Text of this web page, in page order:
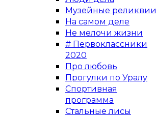
Музейные реликвии
На самом деле
Не мелочи жизни
# Первоклассники
2020
Про любовь
Прогулки по Уралу
Спортивная
программа
Стальные лисы